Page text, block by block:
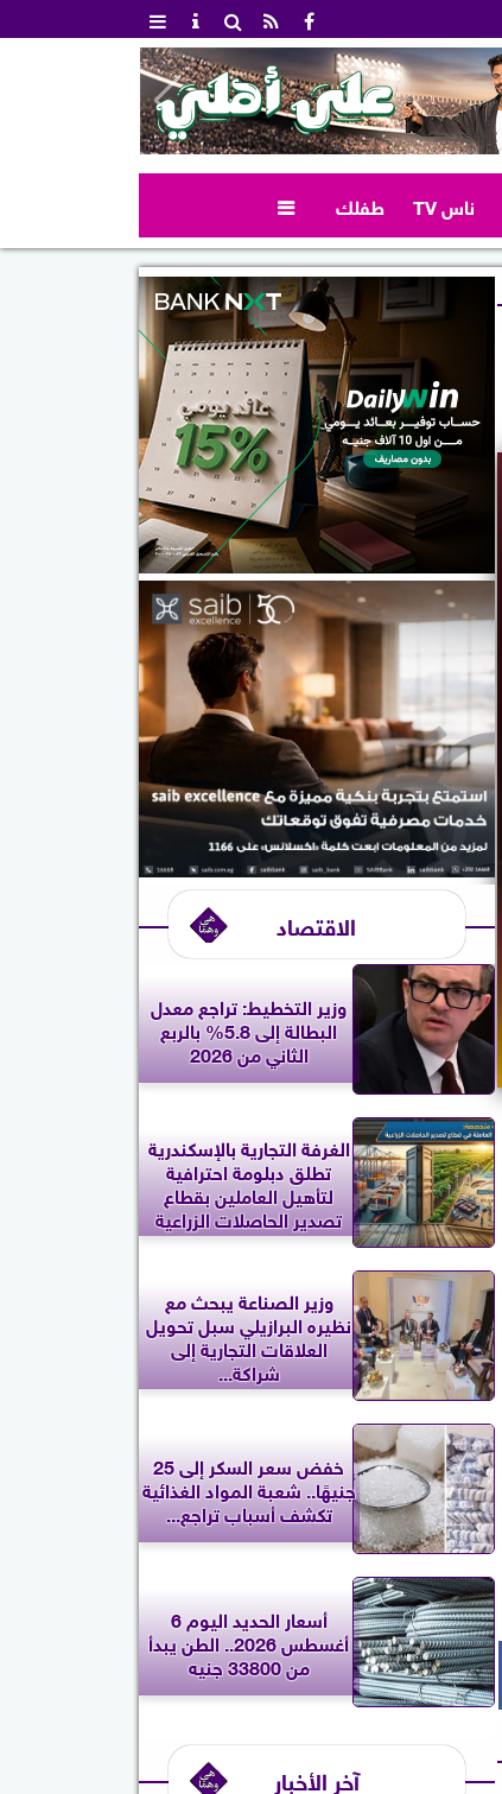
ناس TV طفلك 
الاقتصاد
وزير التخطيط: تراجع معدل
البطالة إلى 5.8% بالربع
الثاني من 2026
الغرفة التجارية بالإسكندرية
تطلق دبلومة احترافية
لتأهيل العاملين بقطاع
تصدير الحاصلات الزراعية
وزير الصناعة يبحث مع
نظيره البرازيلي سبل تحويل
العلاقات التجارية إلى
شراكة...
خفض سعر السكر إلى 25
جنيهًا.. شعبة المواد الغذائية
تكشف أسباب تراجع...
أسعار الحديد اليوم 6
أغسطس 2026.. الطن يبدأ
من 33800 جنيه
آخر الأخبار